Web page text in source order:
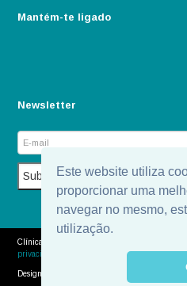
Este website utiliza
proporcionar uma
navegar no mesmo,
utilização.
Mantém-te ligado
Newsletter
Clínica Veterinária dos Milagres - 2026 - Todos
privacidade
Designed by